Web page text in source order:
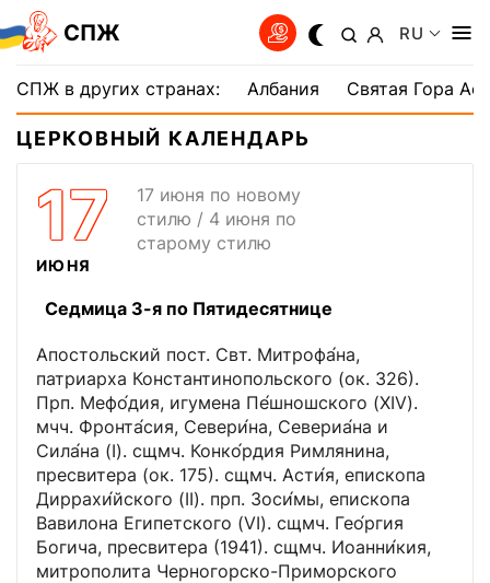
СПЖ RU
СПЖ в других странах: Албания Святая Гора
ЦЕРКОВНЫЙ КАЛЕНДАРЬ
17
ИЮНЯ
17 июня по новому
стилю / 4 июня по
старому стилю
Седмица 3-я по Пятидесятнице
Апостольский пост. Свт. Митрофа́на,
патриарха Константинопольского (ок. 326).
Прп. Мефо́дия, игумена Пе́шношского (XIV).
мчч. Фронта́сия, Севери́на, Севериа́на и
Сила́на (I). сщмч. Конко́рдия Римлянина,
пресвитера (ок. 175). сщмч. Асти́я, епископа
Диррахи́йского (II). прп. Зоси́мы, епископа
Вавилона Египетского (VI). сщмч. Гео́ргия
Богича, пресвитера (1941). сщмч. Иоанни́кия,
митрополита Черногорско-Приморского